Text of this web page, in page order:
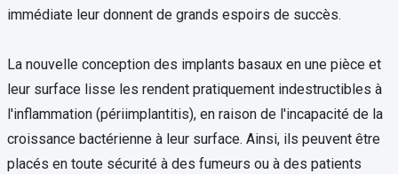
immédiate leur donnent de grands espoirs de succès.
La nouvelle conception des implants basaux en une pièce et
leur surface lisse les rendent pratiquement indestructibles à
l'inflammation (périimplantitis), en raison de l'incapacité de la
croissance bactérienne à leur surface. Ainsi, ils peuvent être
placés en toute sécurité à des fumeurs ou à des patients